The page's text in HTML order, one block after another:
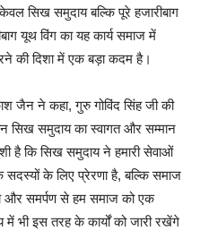
सिख समुदाय बल्कि पूरे हजारीबाग
यूथ विंग का यह कार्य समाज में
की दिशा में एक बड़ा कदम है।
जैन ने कहा, गुरु गोविंद सिंह जी की
सिख समुदाय का स्वागत और सम्मान
है कि सिख समुदाय ने हमारी सेवाओं
के लिए प्रेरणा है, बल्कि समाज
और समर्पण से हम समाज को एक
भी इस तरह के कार्यों को जारी रखेंगे